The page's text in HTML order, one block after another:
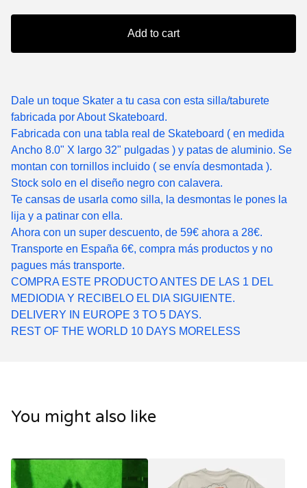
Add to cart
Dale un toque Skater a tu casa con esta silla/taburete
fabricada por About Skateboard.
Fabricada con una tabla real de Skateboard ( en medida
Ancho 8.0" X largo 32" pulgadas ) y patas de aluminio. Se
montan con tornillos incluido ( se envía desmontada ).
Stock solo en el diseño negro con calavera.
Te cansas de usarla como silla, la desmontas le pones la
lija y a patinar con ella.
Ahora con un super descuento, de 59€ ahora a 28€.
Transporte en España 6€, compra más productos y no
pagues más transporte.
COMPRA ESTE PRODUCTO ANTES DE LAS 1 DEL
MEDIODIA Y RECIBELO EL DIA SIGUIENTE.
DELIVERY IN EUROPE 3 TO 5 DAYS.
REST OF THE WORLD 10 DAYS MORELESS
You might also like